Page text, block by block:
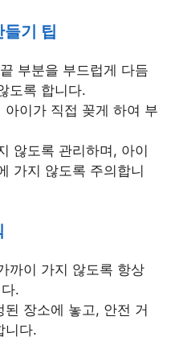
기 팁
부분을 부드럽게 다듬
도록 합니다.
아이가 직접 꽂게 하여 부
않도록 관리하며, 아이
가지 않도록 주의합니
까이 가지 않도록 항상
.
장소에 놓고, 안전 거
니다.